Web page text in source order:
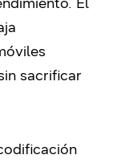
sacrificar